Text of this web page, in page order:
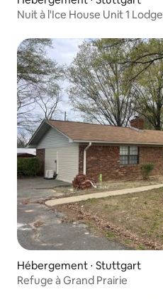
Nuit à l'Ice House Unit 1 Lodge
Hébergement ⋅ Stuttgart
Refuge à Grand Prairie